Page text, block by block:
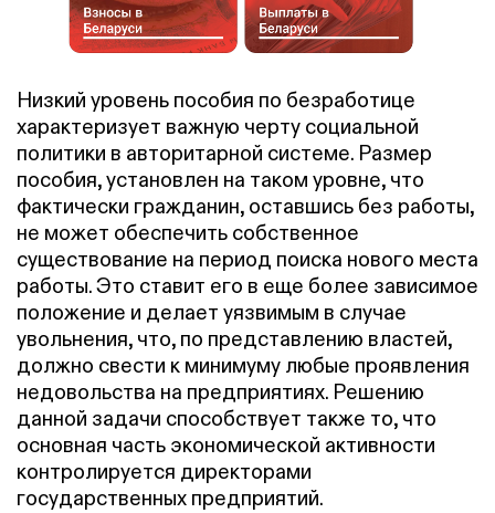
Низкий уровень пособия по безработице
характеризует важную черту социальной
политики в авторитарной системе. Размер
пособия, установлен на таком уровне, что
фактически гражданин, оставшись без работы,
не может обеспечить собственное
существование на период поиска нового места
работы. Это ставит его в еще более зависимое
положение и делает уязвимым в случае
увольнения, что, по представлению властей,
должно свести к минимуму любые проявления
недовольства на предприятиях. Решению
данной задачи способствует также то, что
основная часть экономической активности
контролируется директорами
государственных предприятий.